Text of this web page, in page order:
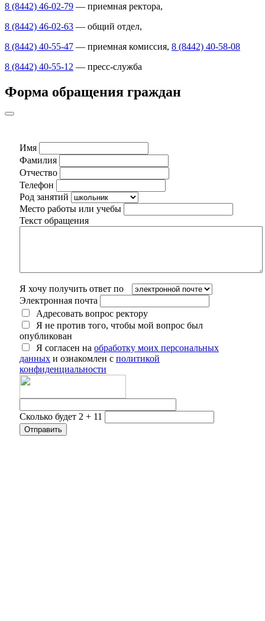
8 (8442) 46-02-79 — приемная ректора,
8 (8442) 46-02-63 — общий отдел,
8 (8442) 40-55-47 — приемная комиссия, 8 (8442) 40-58-08
8 (8442) 40-55-12 — пресс-служба
Форма обращения граждан
Имя
Фамилия
Отчество
Телефон
Род занятий
Место работы или учебы
Текст обращения
Я хочу получить ответ по
Электронная почта
Адресовать вопрос ректору
Я не против того, чтобы мой вопрос был
опубликован
Я согласен на обработку моих персональных
данных и ознакомлен с политикой
конфиденциальности
Сколько будет 2 + 11